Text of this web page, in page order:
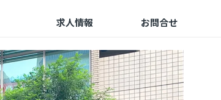
求人情報 お問合せ